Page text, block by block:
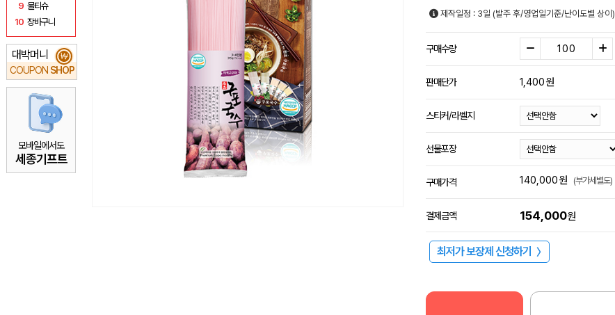
9 물티슈
10 장바구니
대박머니
COUPON SHOP
₩
모바일에서도
세종기프트
제작일정 : 3일 (발주 후/영업일기준/난이도별 상이)
구매수량
판매단가 1,400원
스티커/라벨지
선물포장
구매가격 140,000원 (부가세별도)
결제금액 154,000원
최저가 보장제 신청하기 〉